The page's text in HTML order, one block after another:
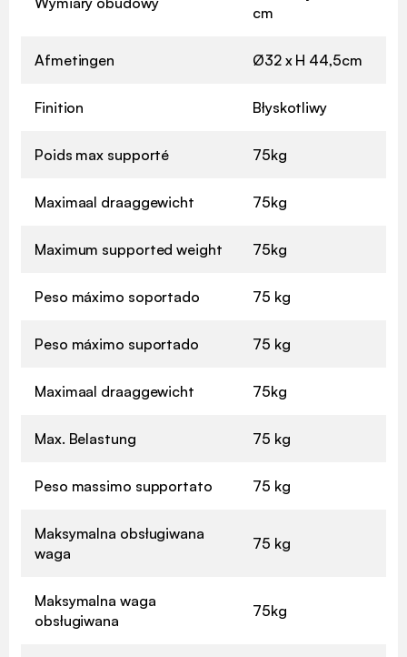
cm
Afmetingen Ø32 x H 44,5cm
Finition Błyskotliwy
Poids max supporté 75kg
Maximaal draaggewicht 75kg
Maximum supported weight 75kg
Peso máximo soportado 75 kg
Peso máximo suportado 75 kg
Maximaal draaggewicht 75kg
Max. Belastung 75 kg
Peso massimo supportato 75 kg
Maksymalna obsługiwana
waga
75 kg
Maksymalna waga
obsługiwana
75kg